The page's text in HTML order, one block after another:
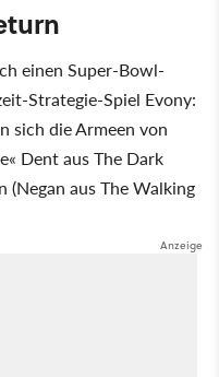
einen Super-Bowl-
Strategie-Spiel Evony:
sich die Armeen von
Dent aus The Dark
aus The Walking